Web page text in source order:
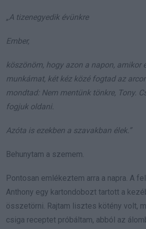
„A tizenegyedik évünkre
Ember,
köszönöm, hogy azon a napon, amikor
munkámat, két kéz közé fogtad az
mondtad: Nem mentünk tönkre, Tony.
fogjuk oldani.
Azóta is ezekben a szavakban élek.”
Behunytam a szemem.
Pontosan emlékeztem arra a napra. A
Anthony egy kartondobozt tartott a
összetörni. Rajtam lisztes kötény volt,
csiga receptet próbáltam, abból az